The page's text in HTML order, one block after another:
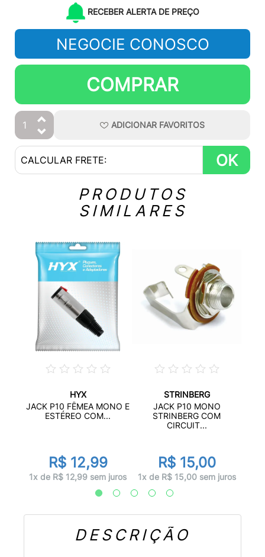
RECEBER ALERTA DE PREÇO
NEGOCIE CONOSCO
COMPRAR
ADICIONAR FAVORITOS
OK
PRODUTOS
SIMILARES
HYX
JACK P10 FÊMEA MONO E
ESTÉREO COM...
R$ 12,99
1x de R$ 12,99 sem juros
STRINBERG
JACK P10 MONO
STRINBERG COM
CIRCUIT...
R$ 15,00
1x de R$ 15,00 sem juros
DESCRIÇÃO